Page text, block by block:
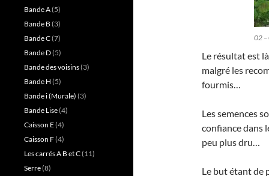
02 –
Le résultat est
malgré les
fourmis…
Les semences
confiance dans
peu plus dru…
Le but étant de
Bande A(5)
Bande B (3)
Bande C(7)
Bande D(5)
Bande des voisins(3)
Bande H (5)
Bande i (Murale) (3)
Bande Lise(4)
Caisson E(4)
Caisson F(4)
Les carrés A B et C(11)
Serre(8)